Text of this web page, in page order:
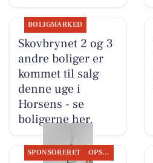
BOLIGMARKED
Skovbrynet 2 og 3
andre boliger er
kommet til salg
denne uge i
Horsens - se
boligerne her.
SPONSORERET OPSLAGSTAVLEN